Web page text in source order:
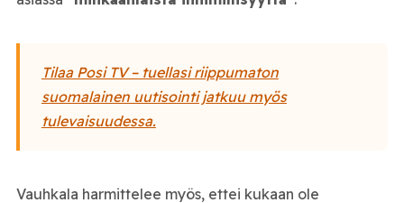
Tilaa Posi TV – tuellasi riippumaton
suomalainen uutisointi jatkuu myös
tulevaisuudessa.
Vauhkala harmittelee myös, ettei kukaan ole